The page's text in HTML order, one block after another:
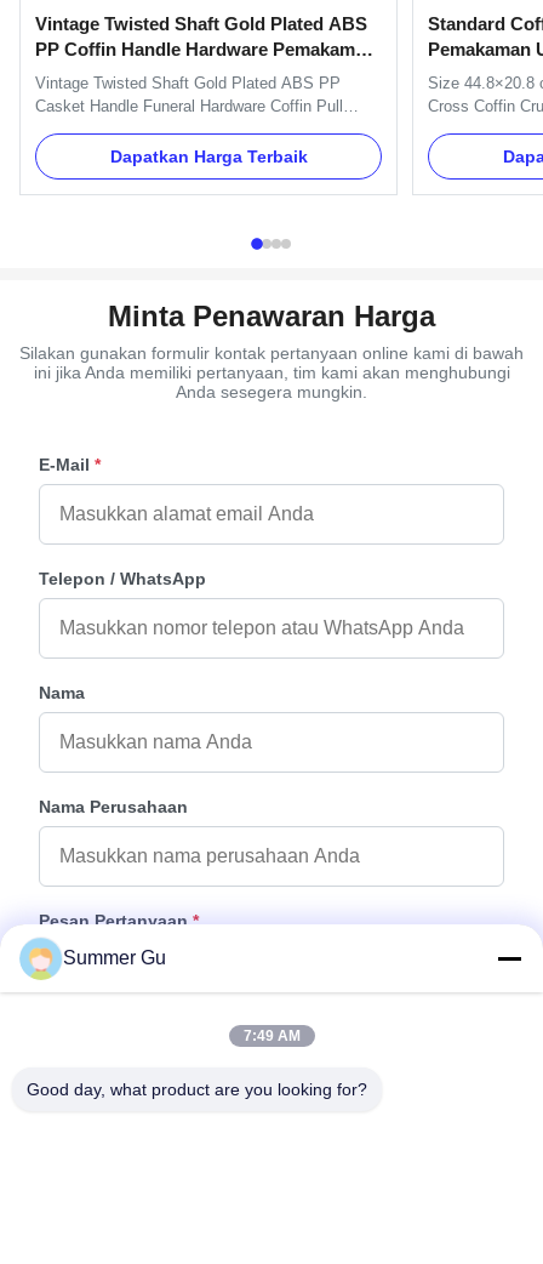
Vintage Twisted Shaft Gold Plated ABS
PP Coffin Handle Hardware Pemakaman
Coffin Pull Handle
Vintage Twisted Shaft Gold Plated ABS PP
Casket Handle Funeral Hardware Coffin Pull
Handle with Pale Gold Specification Six pcs
plastc as a set, and the material is PP recycle.
Item Name H9013 Material Plastic (PP, ABS)
Dapatkan Harga Terbaik
Standard
Pemakaman
Material
Size 44.8×20.8
Cross Coffin
44.8×20.8cm.
decorating.
Plastic(PP)
Minta Penawaran Harga
Silakan gunakan formulir kontak pertanyaan online kami di bawah
ini jika Anda memiliki pertanyaan, tim kami akan menghubungi
Anda sesegera mungkin.
E-Mail *
Telepon / WhatsApp
Nama
Nama Perusahaan
Pesan Pertanyaan *
Summer Gu
7:49 AM
Good day, what product are you looking for?